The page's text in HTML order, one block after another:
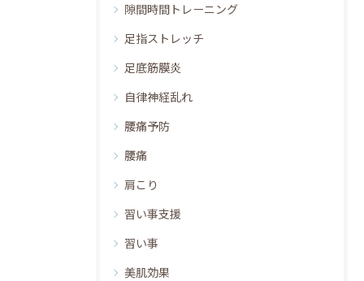
隙間時間トレーニング
足指ストレッチ
足底筋膜炎
自律神経乱れ
腰痛予防
腰痛
肩こり
習い事支援
習い事
美肌効果